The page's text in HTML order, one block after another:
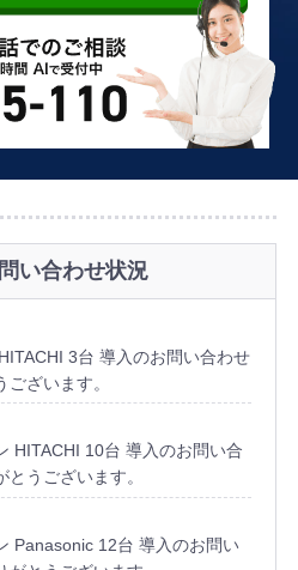
い合わせ状況
3台 導入のお問い合わせ
ざいます。
HITACHI 10台 導入のお問い合
うございます。
Panasonic 12台 導入のお問い